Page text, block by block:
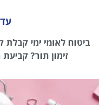
ביטוח לאומי ימי קבלת
זימון תור?